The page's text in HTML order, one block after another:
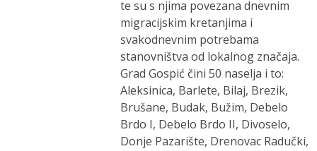
te su s njima povezana dnevnim
migracijskim kretanjima i
svakodnevnim potrebama
stanovništva od lokalnog značaja.
Grad Gospić čini 50 naselja i to:
Aleksinica, Barlete, Bilaj, Brezik,
Brušane, Budak, Bužim, Debelo
Brdo I, Debelo Brdo II, Divoselo,
Donje Pazarište, Drenovac Radučki,